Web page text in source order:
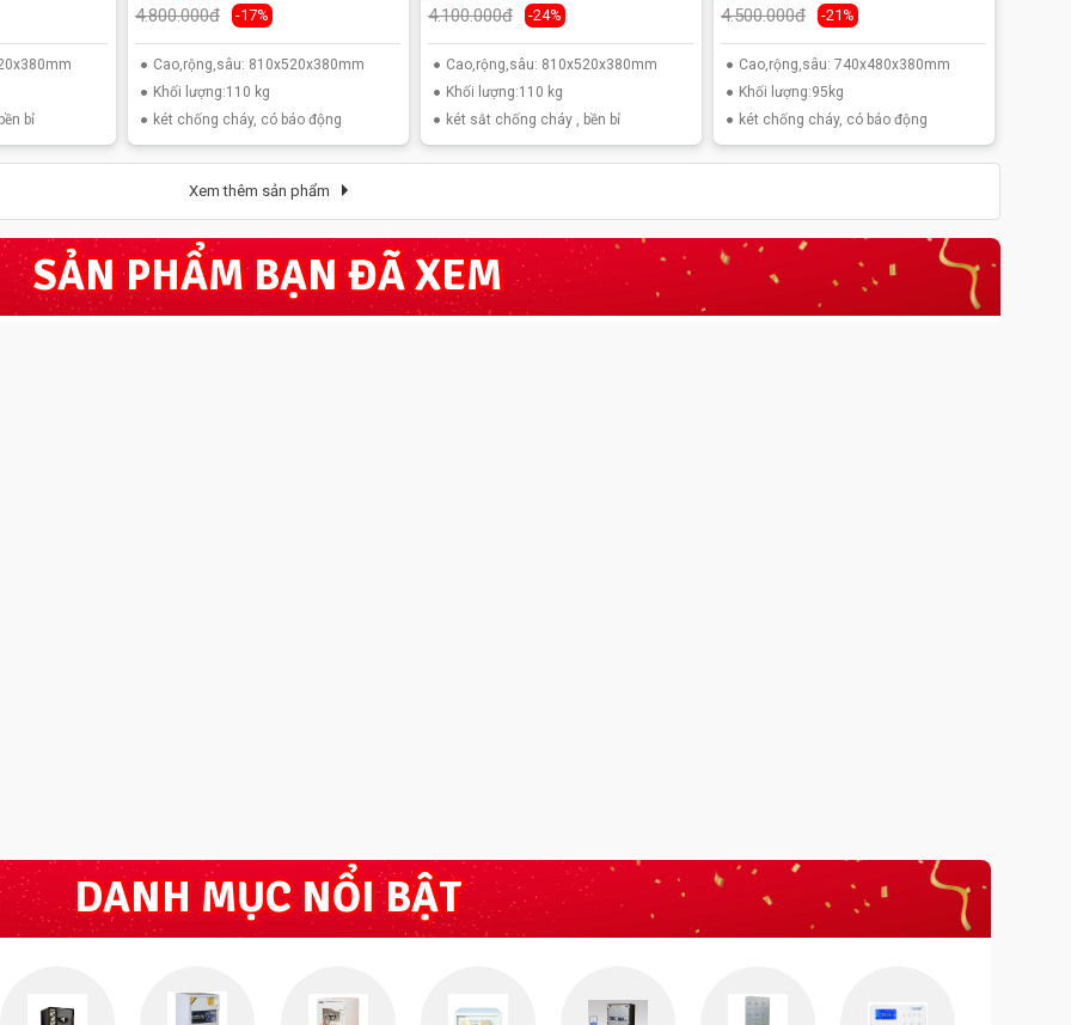
bỉ
4.800.000đ -17%
Cao,rộng,sâu: 810x520x380mm
Khối lượng:110 kg
két chống cháy, có báo động
4.100.000đ -24%
Cao,rộng,sâu: 810x520x380mm
Khối lượng:110 kg
két sắt chống cháy , bền bỉ
4.500.000đ -21%
Cao,rộng,sâu: 740x480x380mm
Khối lượng:95kg
két chống cháy, có báo động
Xem thêm sản phẩm
SẢN PHẨM BẠN ĐÃ XEM
DANH MỤC NỔI BẬT